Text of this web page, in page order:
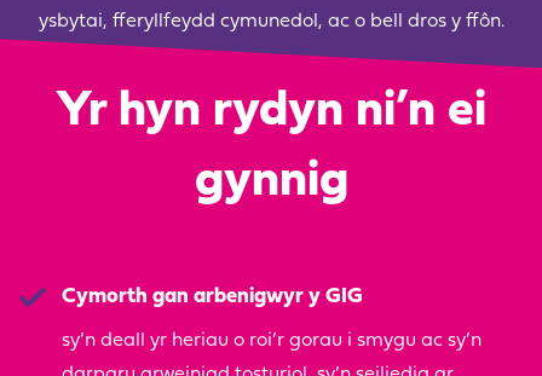
ysbytai, fferyllfeydd cymunedol, ac o bell dros y ffôn.
Yr hyn rydyn ni’n ei
gynnig
Cymorth gan arbenigwyr y GIG
sy’n deall yr heriau o roi’r gorau i smygu ac sy’n